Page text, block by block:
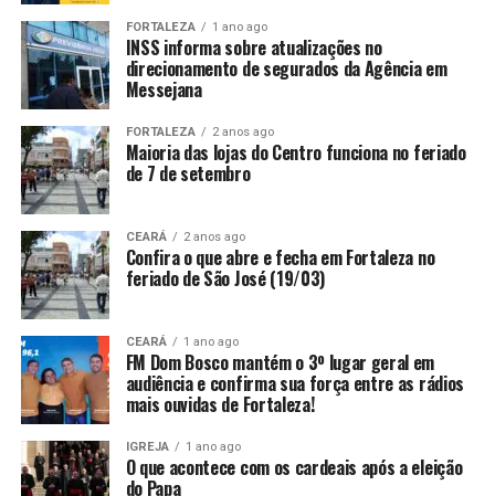
FORTALEZA 1 ano ago
INSS informa sobre atualizações no
direcionamento de segurados da Agência em
Messejana
FORTALEZA 2 anos ago
Maioria das lojas do Centro funciona no feriado
de 7 de setembro
CEARÁ 2 anos ago
Confira o que abre e fecha em Fortaleza no
feriado de São José (19/03)
CEARÁ 1 ano ago
FM Dom Bosco mantém o 3º lugar geral em
audiência e confirma sua força entre as rádios
mais ouvidas de Fortaleza!
IGREJA 1 ano ago
O que acontece com os cardeais após a eleição
do Papa